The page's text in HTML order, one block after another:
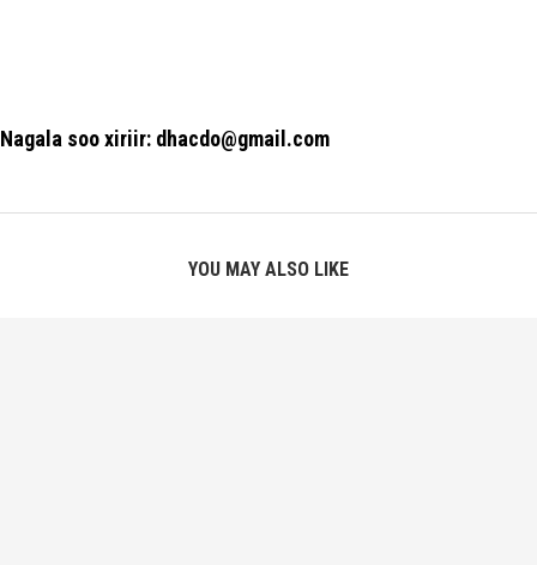
Nagala soo xiriir: dhacdo@gmail.com
YOU MAY ALSO LIKE